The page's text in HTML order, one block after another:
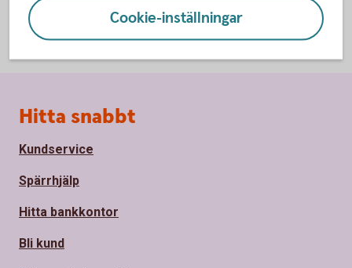
Cookie-inställningar
Sidfot
Hitta snabbt
Kundservice
Spärrhjälp
Hitta bankkontor
Bli kund